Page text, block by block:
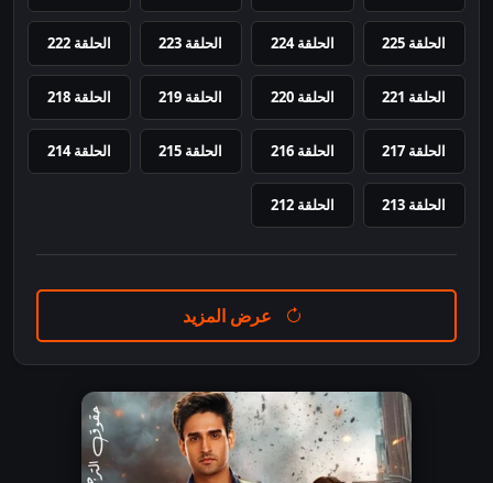
الحلقة 225 الحلقة 224 الحلقة 223 الحلقة 222
الحلقة 221 الحلقة 220 الحلقة 219 الحلقة 218
الحلقة 217 الحلقة 216 الحلقة 215 الحلقة 214
الحلقة 213 الحلقة 212
عرض المزيد